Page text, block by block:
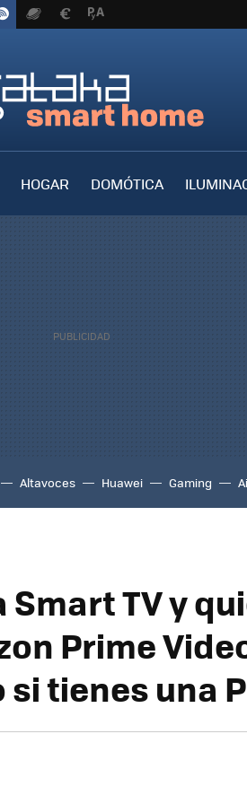
HOGAR DOMÓTICA
Altavoces Huawei Gaming
TV y
Prime
tienes una